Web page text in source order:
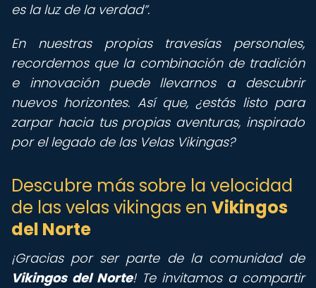
es la luz de la verdad .
En nuestras propias travesías personales,
recordemos que la combinación de tradición
e innovación puede llevarnos a descubrir
nuevos horizontes. Así que, ¿estás listo para
zarpar hacia tus propias aventuras, inspirado
por el legado de las Velas Vikingas?
Descubre más sobre la velocidad
de las velas vikingas en Vikingos
del Norte
¡Gracias por ser parte de la comunidad de
Vikingos del Norte! Te invitamos a compartir